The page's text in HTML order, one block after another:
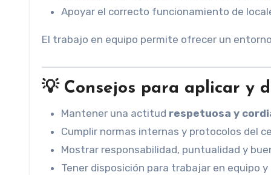
Apoyar el correcto funcionamiento de
El trabajo en equipo permite ofrecer un
💡 Consejos para aplicar y
Mantener una actitud respetuosa y
Cumplir normas internas y protocolos del
Mostrar responsabilidad, puntualidad y
Tener disposición para trabajar en equipo y